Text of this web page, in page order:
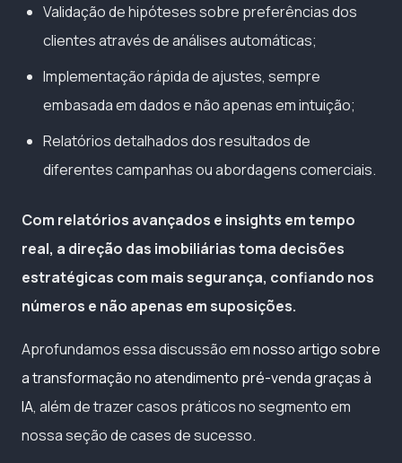
Validação de hipóteses sobre preferências dos
clientes através de análises automáticas;
Implementação rápida de ajustes, sempre
embasada em dados e não apenas em intuição;
Relatórios detalhados dos resultados de
diferentes campanhas ou abordagens comerciais.
Com relatórios avançados e insights em tempo
real, a direção das imobiliárias toma decisões
estratégicas com mais segurança, confiando nos
números e não apenas em suposições.
Aprofundamos essa discussão emnosso artigo sobre
a transformação no atendimento pré-venda graças à
IA, além de trazer casos práticos no segmento em
nossa seção de cases de sucesso.